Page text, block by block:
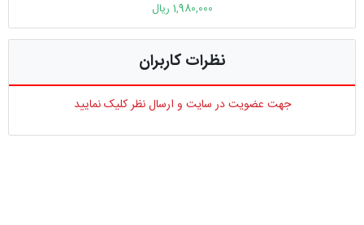
1,980,000 ریال
نظرات کاربران
جهت عضویت در سایت و ارسال نظر کلیک نمایید